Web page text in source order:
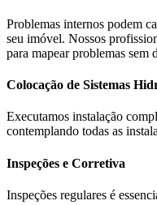
Problemas internos podem
seu imóvel. Nossos
para mapear problemas sem
Colocação de Sistemas
Executamos instalação
contemplando todas as
Inspeções e Corretiva
Inspeções regulares é